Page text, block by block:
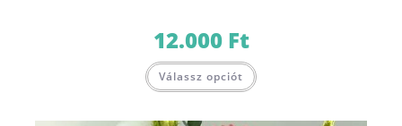
12.000 Ft
Válassz opciót